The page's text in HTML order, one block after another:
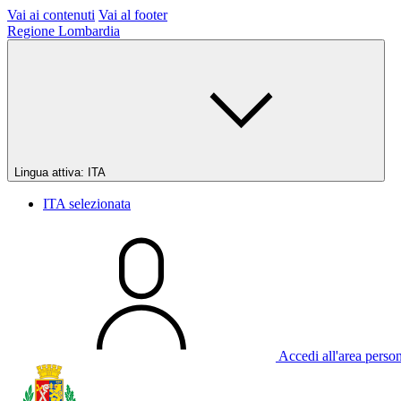
Vai ai contenuti Vai al footer
Regione Lombardia
Lingua attiva: ITA
ITA selezionata
Accedi all'area